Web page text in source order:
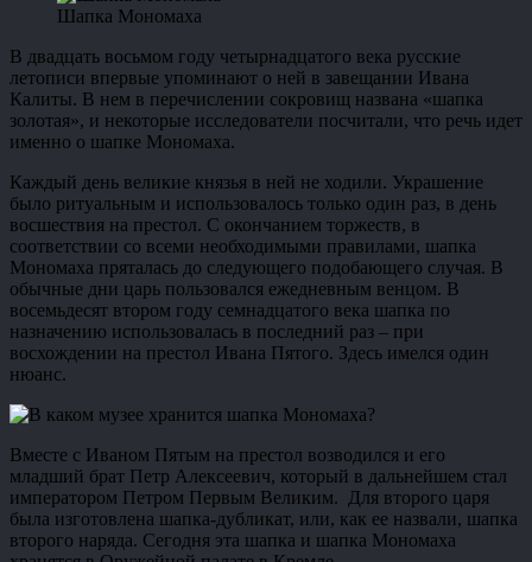
Шапка Мономаха
В двадцать восьмом году четырнадцатого века русские
летописи впервые упоминают о ней в завещании Ивана
Калиты. В нем в перечислении сокровищ названа «шапка
золотая», и некоторые исследователи посчитали, что речь идет
именно о шапке Мономаха.
Каждый день великие князья в ней не ходили. Украшение
было ритуальным и использовалось только один раз, в день
восшествия на престол. С окончанием торжеств, в
соответствии со всеми необходимыми правилами, шапка
Мономаха пряталась до следующего подобающего случая. В
обычные дни царь пользовался ежедневным венцом. В
восемьдесят втором году семнадцатого века шапка по
назначению использовалась в последний раз – при
восхождении на престол Ивана Пятого. Здесь имелся один
нюанс.
Вместе с Иваном Пятым на престол возводился и его
младший брат Петр Алексеевич, который в дальнейшем стал
императором Петром Первым Великим. Для второго царя
была изготовлена шапка-дубликат, или, как ее назвали, шапка
второго наряда. Сегодня эта шапка и шапка Мономаха